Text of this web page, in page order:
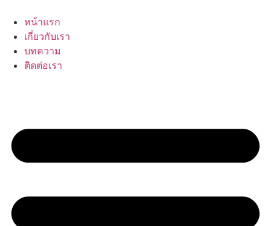
content
หน้าแรก
เกี่ยวกับเรา
บทความ
ติดต่อเรา